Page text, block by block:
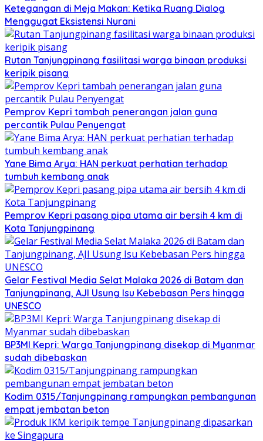
Ketegangan di Meja Makan: Ketika Ruang Dialog
Menggugat Eksistensi Nurani
Rutan Tanjungpinang fasilitasi warga binaan produksi
keripik pisang
Pemprov Kepri tambah penerangan jalan guna
percantik Pulau Penyengat
Yane Bima Arya: HAN perkuat perhatian terhadap
tumbuh kembang anak
Pemprov Kepri pasang pipa utama air bersih 4 km di
Kota Tanjungpinang
Gelar Festival Media Selat Malaka 2026 di Batam dan
Tanjungpinang, AJI Usung Isu Kebebasan Pers hingga
UNESCO
BP3MI Kepri: Warga Tanjungpinang disekap di Myanmar
sudah dibebaskan
Kodim 0315/Tanjungpinang rampungkan pembangunan
empat jembatan beton